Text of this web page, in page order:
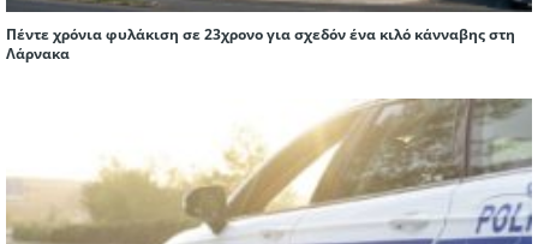
Πέντε χρόνια φυλάκιση σε 23χρονο για σχεδόν ένα κιλό κάνναβης στη
Λάρνακα